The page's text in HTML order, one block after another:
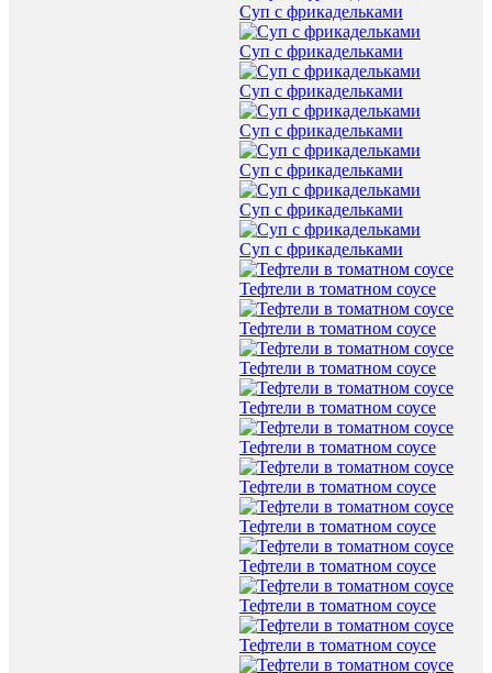
Суп с фрикадельками
Суп с фрикадельками
Суп с фрикадельками
Суп с фрикадельками
Суп с фрикадельками
Суп с фрикадельками
Суп с фрикадельками
Тефтели в томатном соусе
Тефтели в томатном соусе
Тефтели в томатном соусе
Тефтели в томатном соусе
Тефтели в томатном соусе
Тефтели в томатном соусе
Тефтели в томатном соусе
Тефтели в томатном соусе
Тефтели в томатном соусе
Тефтели в томатном соусе